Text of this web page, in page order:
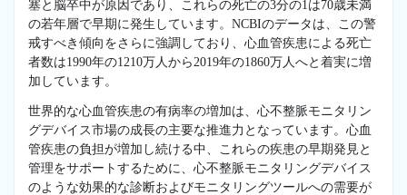
塞と脳卒中が原因であり、これらの死亡の3分の1は70歳未満
の若年層で早期に発生しています。NCBIのデータは、この警
戒すべき傾向をさらに強調しており、心血管疾患による死亡
者数は1990年の1210万人から2019年の1860万人へと着実に増
加しています。
世界的な心血管疾患の有病率の増加は、心不整脈モニタリン
グデバイス市場の成長の主要な推進力となっています。心血
管疾患の負担が増加し続ける中、これらの疾患の早期発見と
管理をサポートするために、心不整脈モニタリングデバイス
のような効果的な診断およびモニタリングツールへの需要が